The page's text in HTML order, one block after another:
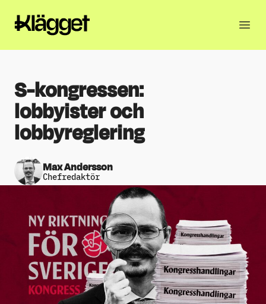
S-kongressen:
lobbyister och
lobbyreglering
Max Andersson
Chefredaktör